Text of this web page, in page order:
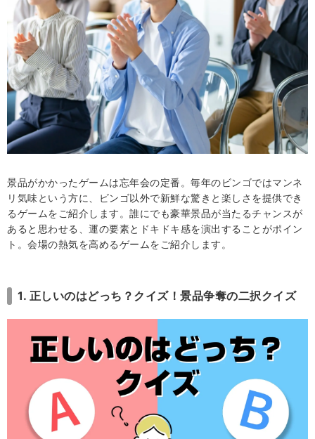
景品がかかったゲームは忘年会の定番。毎年のビンゴではマンネ
リ気味という方に、ビンゴ以外で新鮮な驚きと楽しさを提供でき
るゲームをご紹介します。誰にでも豪華景品が当たるチャンスが
あると思わせる、運の要素とドキドキ感を演出することがポイン
ト。会場の熱気を高めるゲームをご紹介します。
1. 正しいのはどっち？クイズ！景品争奪の二択クイズ